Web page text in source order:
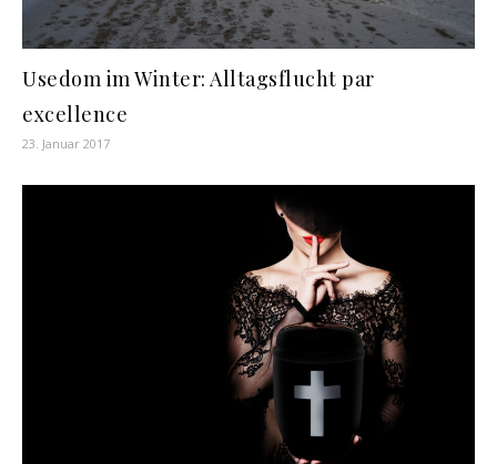
Usedom im Winter: Alltagsflucht par
excellence
23. Januar 2017